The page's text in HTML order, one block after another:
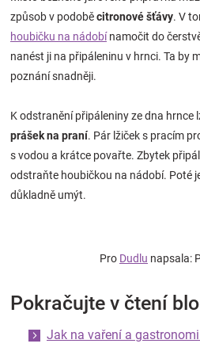
způsob v podoběcitronové šťávy. V
houbičku na nádobínamočit do
nanést ji na připáleninu v hrnci. Ta by
poznání snadněji.
K odstranění připáleniny ze dna hrnce
prášek na praní. Pár lžiček s pracím
s vodou a krátce povařte. Zbytek
odstraňte houbičkou na nádobí. Poté
důkladně umýt.
Pro Dudlu napsala:
Pokračujte v čtení
Jak na vaření a